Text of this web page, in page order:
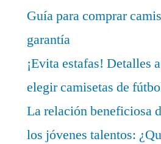
Guía para comprar
garantía
¡Evita estafas! Detalles
elegir camisetas de
La relación beneficiosa
los jóvenes talentos: